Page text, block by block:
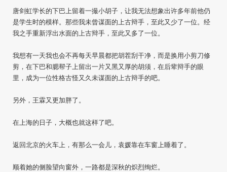
唐剑虹学长的下巴上留着一撮小胡子，让我无法想象出许多年前他仍
是学生时的模样。那些我未曾谋面的上古辩手，至此又少了一位。经
我之手重新浮出水面的上古辩手，至此又多了一位。
我想有一天我也会不再每天早晨都把胡茬刮干净，而是换用小剪刀修
剪，在下巴和腮帮子上留出一片又黑又厚的胡须，在后辈辩手的眼
里，成为一位性格古怪又久未谋面的上古辩手的吧。
另外，王霖又更加胖了。
在上海的日子，大概也就这样了吧。
返回北京的火车上，有那么一会儿，袁媛靠在车窗上睡着了。
顺着她的侧脸望向窗外，一路都是深秋的炽烈绚烂。